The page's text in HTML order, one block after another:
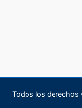
Todos los